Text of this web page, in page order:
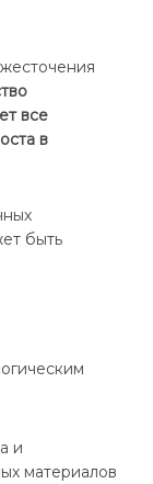
все
в
быть
и
материалов